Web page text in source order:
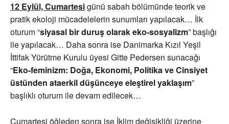
12 Eylül, Cumartesigünü sabah bölümünde teorik ve
pratik ekoloji mücadelelerin sunumları yapılacak… İlk
oturum “siyasal bir duruş olarak eko-sosyalizm” başlığı
ile yapılacak… Daha sonra ise Danimarka Kızıl Yeşil
İttifak Yürütme Kurulu üyesi Gitte Pedersen sunacağı
“Eko-feminizm: Doğa, Ekonomi, Politika ve Cinsiyet
üstünden ataerkil düşünceye eleştirel yaklaşım”
başlıklı oturum ile devam edilecek…
Cumartesi öğleden sonra ise İklim değişikliği üzerine